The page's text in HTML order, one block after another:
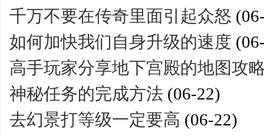
千万不要在传奇里面引起众怒
如何加快我们自身升级的速度
高手玩家分享地下宫殿的地图攻
神秘任务的完成方法 (06-22)
去幻景打等级一定要高 (06-22)